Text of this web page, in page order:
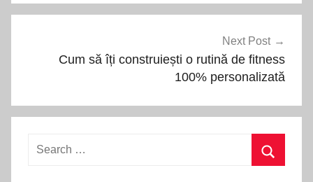
Next Post
Cum să îți construiești o rutină de fitness
100% personalizată
Search